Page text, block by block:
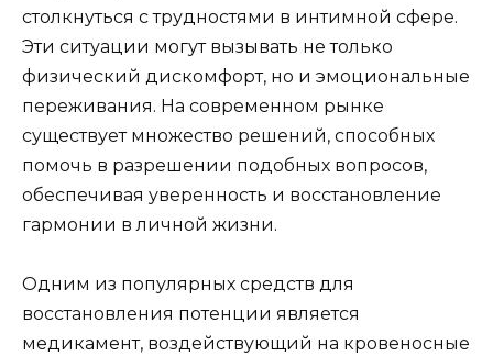
столкнуться с трудностями в интимной сфере.
Эти ситуации могут вызывать не только
физический дискомфорт, но и эмоциональные
переживания. На современном рынке
существует множество решений, способных
помочь в разрешении подобных вопросов,
обеспечивая уверенность и восстановление
гармонии в личной жизни.
Одним из популярных средств для
восстановления потенции является
медикамент, воздействующий на кровеносные